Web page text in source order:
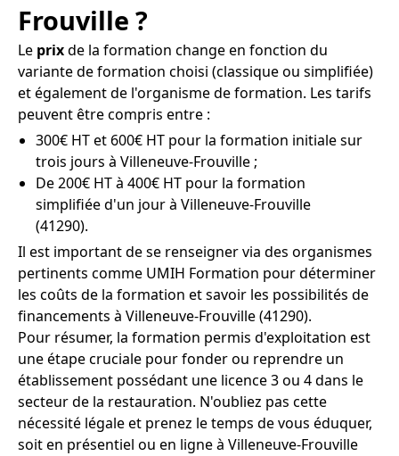
Frouville ?
Le prixde la formation change en fonction du
variante de formation choisi (classique ou simplifiée)
et également de l'organisme de formation. Les tarifs
peuvent être compris entre :
300€ HT et 600€ HT pour la formation initiale sur
trois jours à Villeneuve-Frouville ;
De 200€ HT à 400€ HT pour la formation
simplifiée d'un jour à Villeneuve-Frouville
(41290).
Il est important de se renseigner via des organismes
pertinents comme UMIH Formation pour déterminer
les coûts de la formation et savoir les possibilités de
financements à Villeneuve-Frouville (41290).
Pour résumer, la formation permis d'exploitation est
une étape cruciale pour fonder ou reprendre un
établissement possédant une licence 3 ou 4 dans le
secteur de la restauration. N'oubliez pas cette
nécessité légale et prenez le temps de vous éduquer,
soit en présentiel ou en ligne à Villeneuve-Frouville